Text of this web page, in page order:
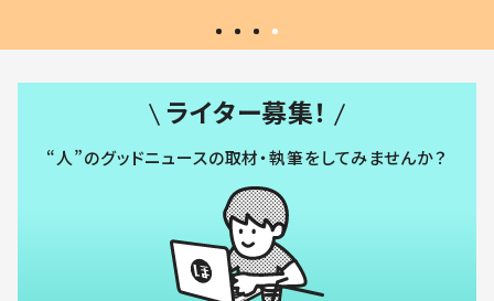
ライター募集！
“人”のグッドニュースの取材・執筆をしてみませんか？